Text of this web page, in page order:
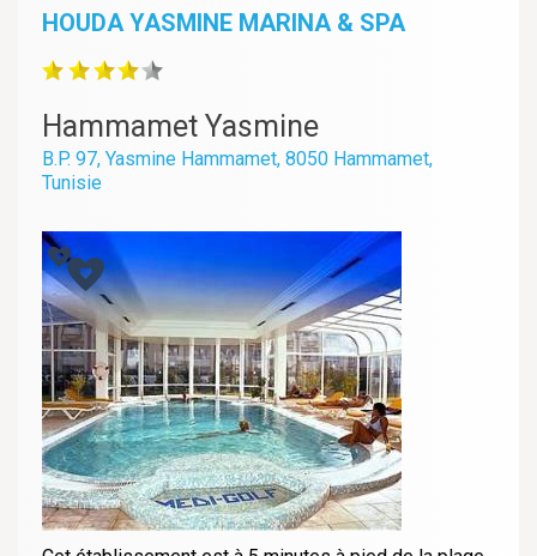
Hammamet Yasmine
B.P. 97, Yasmine Hammamet, 8050 Hammamet,
Tunisie
HOUDA YASMINE MARINA & SPA